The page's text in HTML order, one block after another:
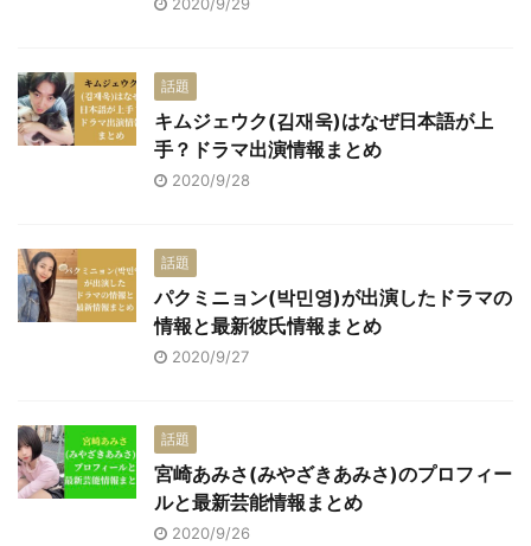
話題
キムジェウク(김재욱)はなぜ日本語が上
手？ドラマ出演情報まとめ
2020/9/28
話題
パクミニョン(박민영)が出演したドラマの
情報と最新彼氏情報まとめ
2020/9/27
話題
宮崎あみさ(みやざきあみさ)のプロフィー
ルと最新芸能情報まとめ
2020/9/26